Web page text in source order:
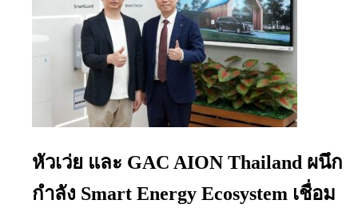
หัวเว่ย และ GAC AION Thailand ผนึก
กำลัง Smart Energy Ecosystem เชื่อม